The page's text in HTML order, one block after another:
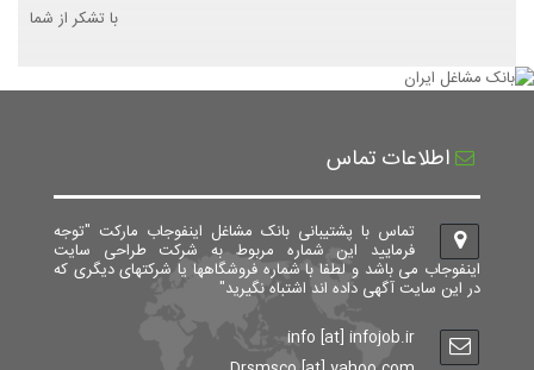
با تشکر از شما
اطلاعات تماس
تماس با پشتیبانی بانک مشاغل اینفوجاب مارکت "توجه
فرمایید این شماره مربوط به شرکت طراحی سایت
اینفوجاب می باشد و لطفا با شماره فروشگاهها یا شرکتهای دیگری که
در این سایت آگهی داده اند اشتباه نگیرید"
info [at] infojob.ir